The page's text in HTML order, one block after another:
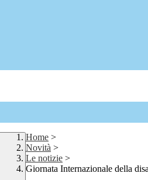
Home >
Novità >
Le notizie >
Giornata Internazionale della